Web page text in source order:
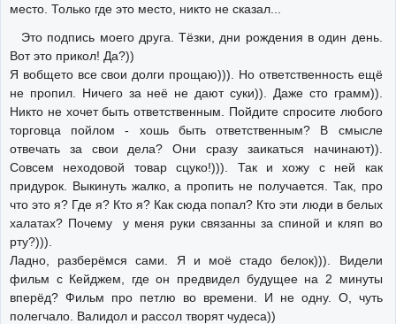
место. Только где это место, никто не сказал...
Это подпись моего друга. Тёзки, дни рождения в один день.
Вот это прикол! Да?))
Я вобщето все свои долги прощаю))). Но ответственность ещё
не пропил. Ничего за неё не дают суки)). Даже сто грамм)).
Никто не хочет быть ответственным. Пойдите спросите любого
торговца пойлом - хошь быть ответственным? В смысле
отвечать за свои дела? Они сразу заикаться начинают)).
Совсем неходовой товар сцуко!))). Так и хожу с ней как
придурок. Выкинуть жалко, а пропить не получается. Так, про
что это я? Где я? Кто я? Как сюда попал? Кто эти люди в белых
халатах? Почему у меня руки связанны за спиной и кляп во
рту?))).
Ладно, разберёмся сами. Я и моё стадо белок))). Видели
фильм с Кейджем, где он предвидел будущее на 2 минуты
вперёд? Фильм про петлю во времени. И не одну. О, чуть
полегчало. Валидол и рассол творят чудеса))